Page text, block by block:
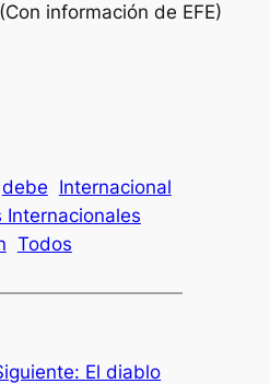
(Con información de EFE)
debe Internacional
Internacionales
Todos
El diablo